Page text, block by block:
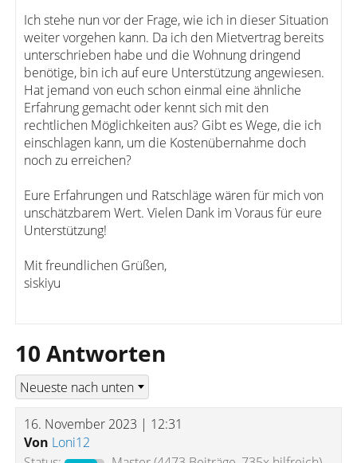
Ich stehe nun vor der Frage, wie ich in dieser Situation
weiter vorgehen kann. Da ich den Mietvertrag bereits
unterschrieben habe und die Wohnung dringend
benötige, bin ich auf eure Unterstützung angewiesen.
Hat jemand von euch schon einmal eine ähnliche
Erfahrung gemacht oder kennt sich mit den
rechtlichen Möglichkeiten aus? Gibt es Wege, die ich
einschlagen kann, um die Kostenübernahme doch
noch zu erreichen?
Eure Erfahrungen und Ratschläge wären für mich von
unschätzbarem Wert. Vielen Dank im Voraus für eure
Unterstützung!
Mit freundlichen Grüßen,
siskiyu
10 Antworten
16. November 2023 | 12:31
Von Loni12